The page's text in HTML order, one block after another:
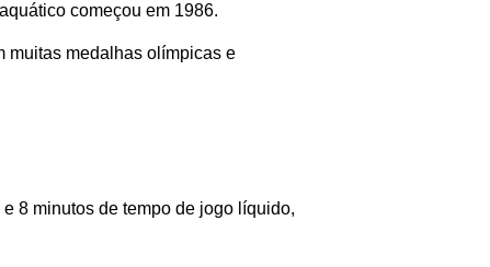
começou em 1986.
muitas medalhas olímpicas e
8 minutos de tempo de jogo líquido,